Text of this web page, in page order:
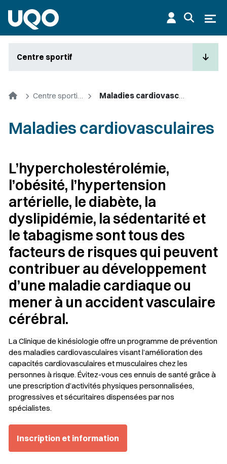
Centre sportif
Accueil Centre sportif de l'UQO Maladies cardiovasculaires
Maladies cardiovasculaires
L’hypercholestérolémie,
l’obésité, l’hypertension
artérielle, le diabète, la
dyslipidémie, la sédentarité et
le tabagisme sont tous des
facteurs de risques qui peuvent
contribuer au développement
d’une maladie cardiaque ou
mener à un accident vasculaire
cérébral.
La Clinique de kinésiologie offre un programme de prévention
des maladies cardiovasculaires visant l’amélioration des
capacités cardiovasculaires et musculaires chez les
personnes à risque. Évitez-vous ces ennuis de santé grâce à
une prescription d’activités physiques personnalisées,
progressives et sécuritaires dispensées par nos
spécialistes.
Inscription et information